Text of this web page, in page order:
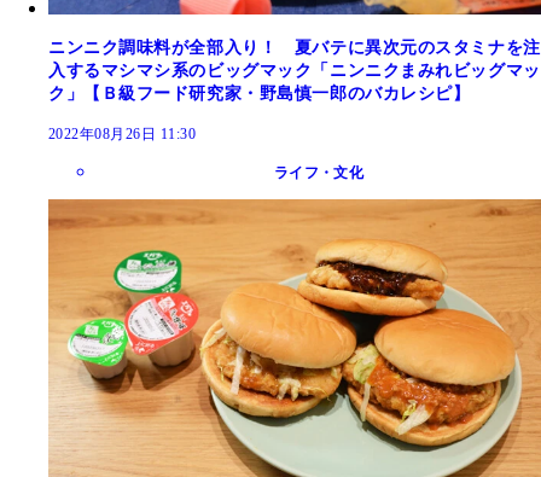
ニンニク調味料が全部入り！ 夏バテに異次元のスタミナを注
入するマシマシ系のビッグマック「ニンニクまみれビッグマッ
ク」【Ｂ級フード研究家・野島慎一郎のバカレシピ】
2022年08月26日 11:30
ライフ・文化